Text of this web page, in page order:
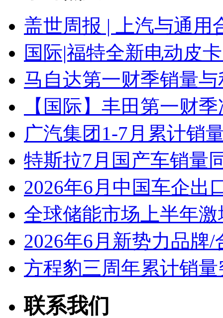
盖世周报 | 上汽与通用
国际|福特全新电动皮
马自达第一财季销量
【国际】丰田第一财
广汽集团1-7月累计销
特斯拉7月国产车销量
2026年6月中国车企出
全球储能市场上半年激
2026年6月新势力品牌
方程豹三周年累计销
联系我们